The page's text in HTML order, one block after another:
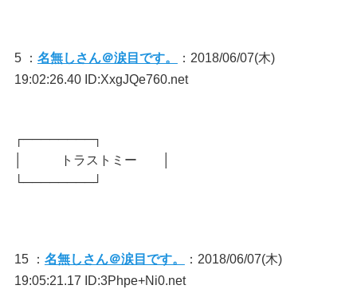
5 ： 名無しさん＠涙目です。
：2018/06/07(木)
19:02:26.40 ID:XxgJQe760.net
┌────────┐
│ トラストミー │
└────────┘
15 ： 名無しさん＠涙目です。
：2018/06/07(木)
19:05:21.17 ID:3Phpe+Ni0.net